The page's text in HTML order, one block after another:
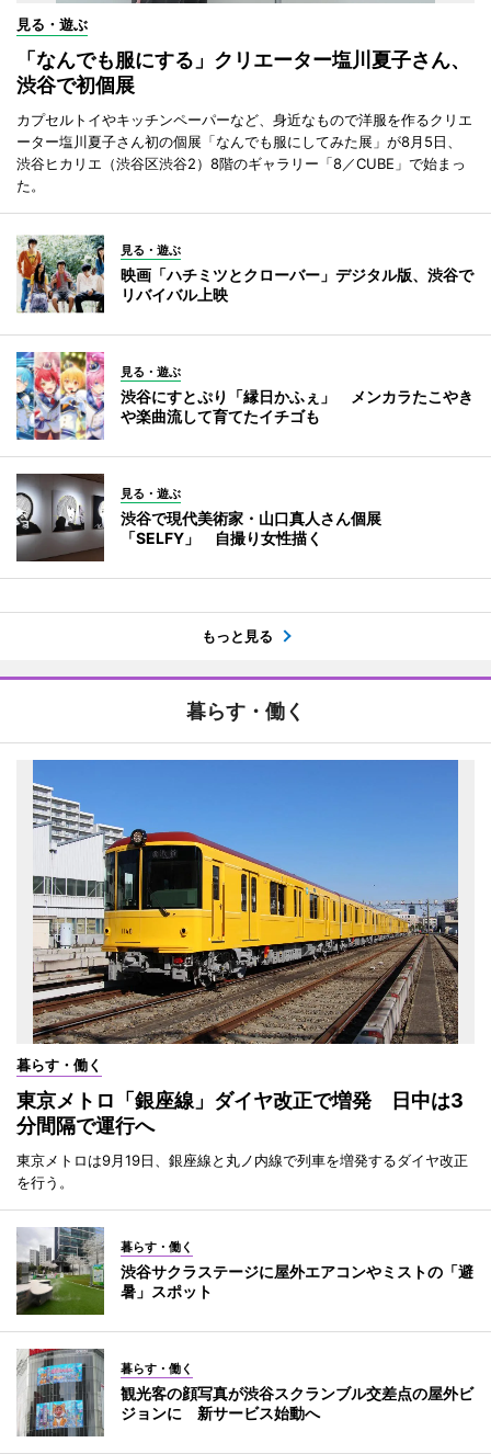
見る・遊ぶ
「なんでも服にする」クリエーター塩川夏子さん、
渋谷で初個展
カプセルトイやキッチンペーパーなど、身近なもので洋服を作るクリエ
ーター塩川夏子さん初の個展「なんでも服にしてみた展」が8月5日、
渋谷ヒカリエ（渋谷区渋谷2）8階のギャラリー「8／CUBE」で始まっ
た。
見る・遊ぶ
映画「ハチミツとクローバー」デジタル版、渋谷で
リバイバル上映
見る・遊ぶ
渋谷にすとぷり「縁日かふぇ」 メンカラたこやき
や楽曲流して育てたイチゴも
見る・遊ぶ
渋谷で現代美術家・山口真人さん個展
「SELFY」 自撮り女性描く
もっと見る
暮らす・働く
暮らす・働く
東京メトロ「銀座線」ダイヤ改正で増発 日中は3
分間隔で運行へ
東京メトロは9月19日、銀座線と丸ノ内線で列車を増発するダイヤ改正
を行う。
暮らす・働く
渋谷サクラステージに屋外エアコンやミストの「避
暑」スポット
暮らす・働く
観光客の顔写真が渋谷スクランブル交差点の屋外ビ
ジョンに 新サービス始動へ